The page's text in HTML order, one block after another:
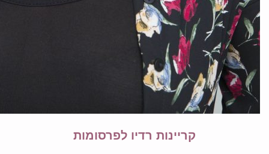
קריינות רדיו לפרסומות